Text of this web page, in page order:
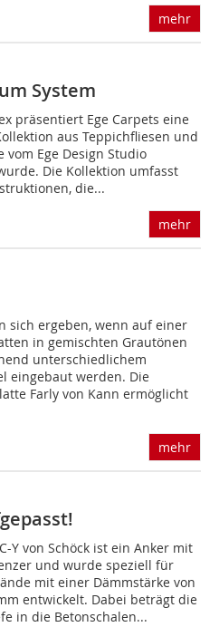
mehr
System
präsentiert Ege Carpets eine
aus Teppichflie­sen und
vom Ege Design Studio
Die Kollektion umfasst
die...
mehr
sich ergeben, wenn auf einer
in gemischten Grautönen
unterschiedlichem
eingebaut werden. Die
Farly von Kann ermöglicht
mehr
Y von Schöck ist ein Anker mit
und wurde speziell für
mit einer Dämmstärke von
entwickelt. Dabei beträgt die
in die Betonschalen...